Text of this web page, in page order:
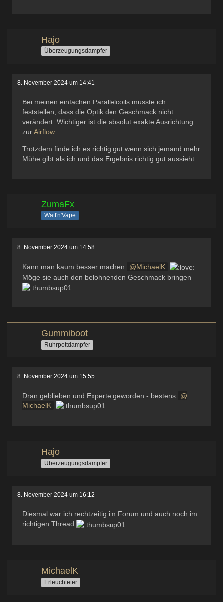
Hajo
Überzeugungsdampfer
8. November 2024 um 14:41
Bei meinen einfachen Parallelcoils musste ich
feststellen, dass die Optik den Geschmack nicht
verändert. Wichtiger ist die absolut exakte Ausrichtung
zurAirflow.
Trotzdem finde ich es richtig gut wenn sich jemand mehr
Mühe gibt als ich und das Ergebnis richtig gut aussieht.
ZumaFx
Watt'n'Vape
8. November 2024 um 14:58
Kann man kaum besser machen
MichaelK
Möge sie auch den belohnenden Geschmack bringen
Gummiboot
Ruhrpottdampfer
8. November 2024 um 15:55
Dran geblieben und Experte geworden - bestens
MichaelK
Hajo
Überzeugungsdampfer
8. November 2024 um 16:12
Diesmal war ich rechtzeitig im Forum und auch noch im
richtigen Thread
MichaelK
Erleuchteter